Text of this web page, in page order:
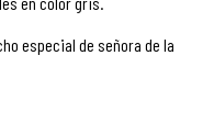
especial de señora de la